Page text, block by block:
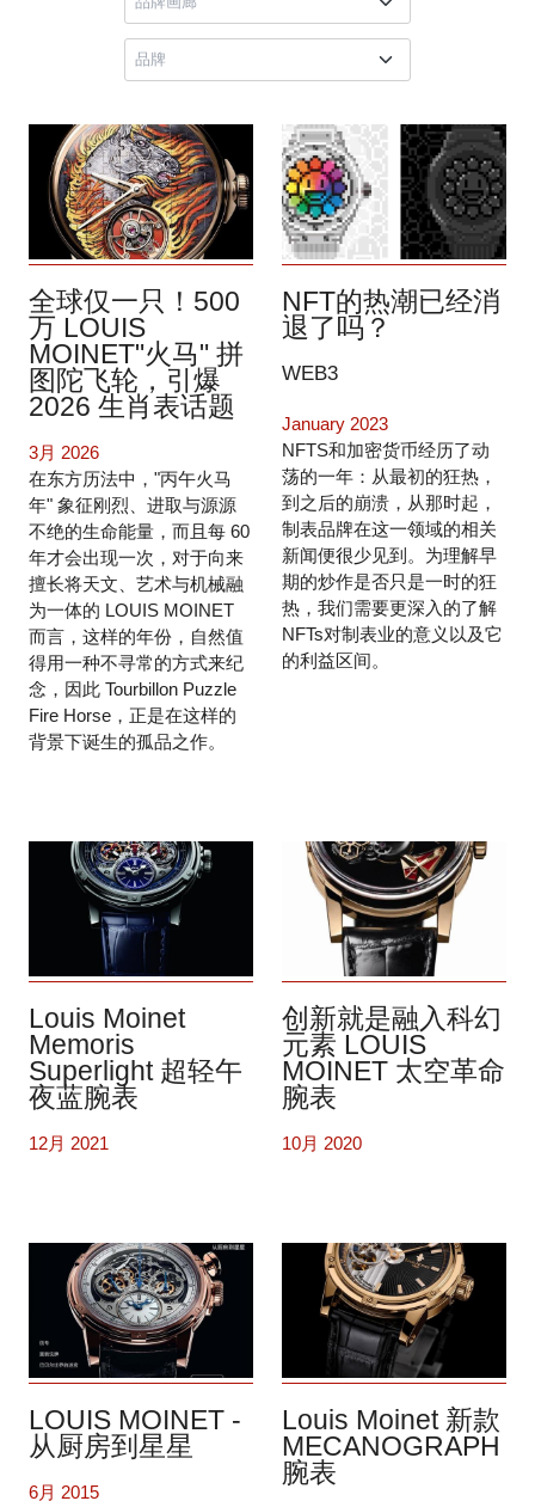
全球仅一只！500
万 LOUIS
MOINET"火马" 拼
图陀飞轮，引爆
2026 生肖表话题
3月 2026
在东方历法中，"丙午火马
年" 象征刚烈、进取与源源
不绝的生命能量，而且每 60
年才会出现一次，对于向来
擅长将天文、艺术与机械融
为一体的 LOUIS MOINET
而言，这样的年份，自然值
得用一种不寻常的方式来纪
念，因此 Tourbillon Puzzle
Fire Horse，正是在这样的
背景下诞生的孤品之作。
NFT的热潮已经消
退了吗？
WEB3
January 2023
NFTS和加密货币经历了动
荡的一年：从最初的狂热，
到之后的崩溃，从那时起，
制表品牌在这一领域的相关
新闻便很少见到。为理解早
期的炒作是否只是一时的狂
热，我们需要更深入的了解
NFTs对制表业的意义以及它
的利益区间。
Louis Moinet
Memoris
Superlight 超轻午
夜蓝腕表
12月 2021
创新就是融入科幻
元素 LOUIS
MOINET 太空革命
腕表
10月 2020
LOUIS MOINET -
从厨房到星星
6月 2015
Louis Moinet 新款
MECANOGRAPH
腕表